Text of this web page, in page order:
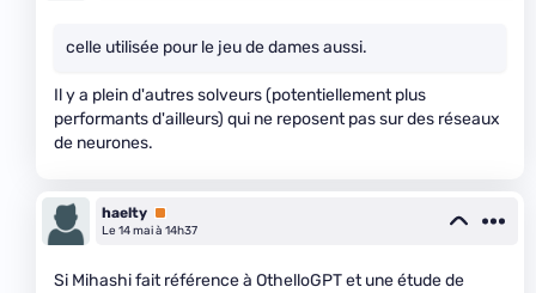
celle utilisée pour le jeu de dames aussi.
Il y a plein d'autres solveurs (potentiellement plus
performants d'ailleurs) qui ne reposent pas sur des réseaux
de neurones.
haelty Premium
Le 14 mai à 14h37
Si Mihashi fait référence à OthelloGPT et une étude de